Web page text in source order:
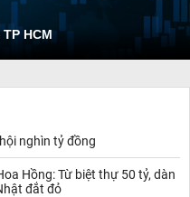
HCM
nghìn tỷ đồng
Hồng: Từ biệt thự 50 tỷ, dàn
đắt đỏ